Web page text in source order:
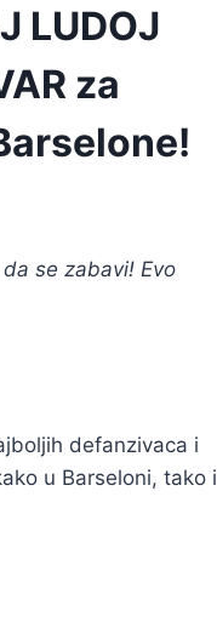
LUDOJ
za
se zabavi! Evo
defanzivaca i
u Barseloni, tako i